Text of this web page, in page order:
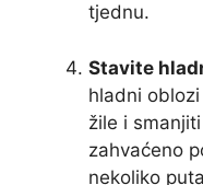
tjednu.
Stavite
hladni
žile i
zahvaćeno
nekoliko